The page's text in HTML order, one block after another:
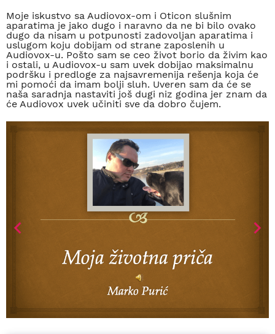
Moje iskustvo sa Audiovox-om i Oticon slušnim
aparatima je jako dugo i naravno da ne bi bilo ovako
dugo da nisam u potpunosti zadovoljan aparatima i
uslugom koju dobijam od strane zaposlenih u
Audiovox-u. Pošto sam se ceo život borio da živim kao
i ostali, u Audiovox-u sam uvek dobijao maksimalnu
podršku i predloge za najsavremenija rešenja koja će
mi pomoći da imam bolji sluh. Uveren sam da će se
naša saradnja nastaviti još dugi niz godina jer znam da
će Audiovox uvek učiniti sve da dobro čujem.